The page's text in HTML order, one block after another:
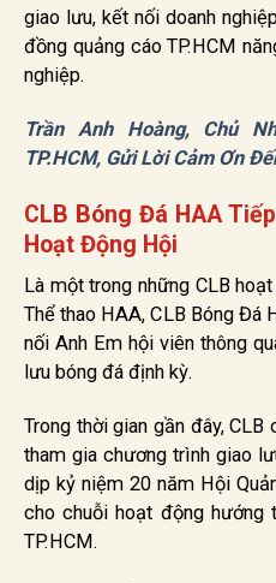
giao lưu, kết nối doanh
đồng quảng cáo TP.HCM
nghiệp.
Trần Anh Hoàng, Chủ
TP.HCM, Gửi Lời Cảm Ơn
CLB Bóng Đá HAA
Hoạt Động Hội
Là một trong những CLB
Thể thao HAA, CLB Bóng
nối Anh Em hội viên thông
lưu bóng đá định kỳ.
Trong thời gian gần đây,
tham gia chương trình giao
dịp kỷ niệm 20 năm Hội
cho chuỗi hoạt động
TP.HCM.